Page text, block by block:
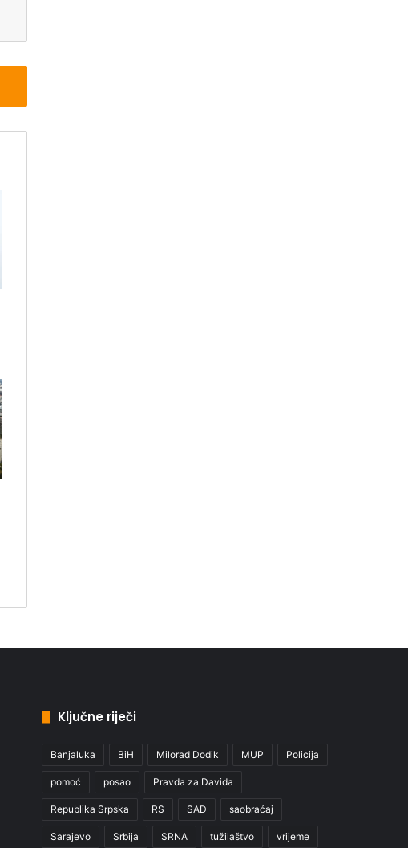
Ključne riječi
Banjaluka BiH Milorad Dodik MUP Policija
pomoć posao Pravda za Davida
Republika Srpska RS SAD saobraćaj
Sarajevo Srbija SRNA tužilaštvo vrijeme